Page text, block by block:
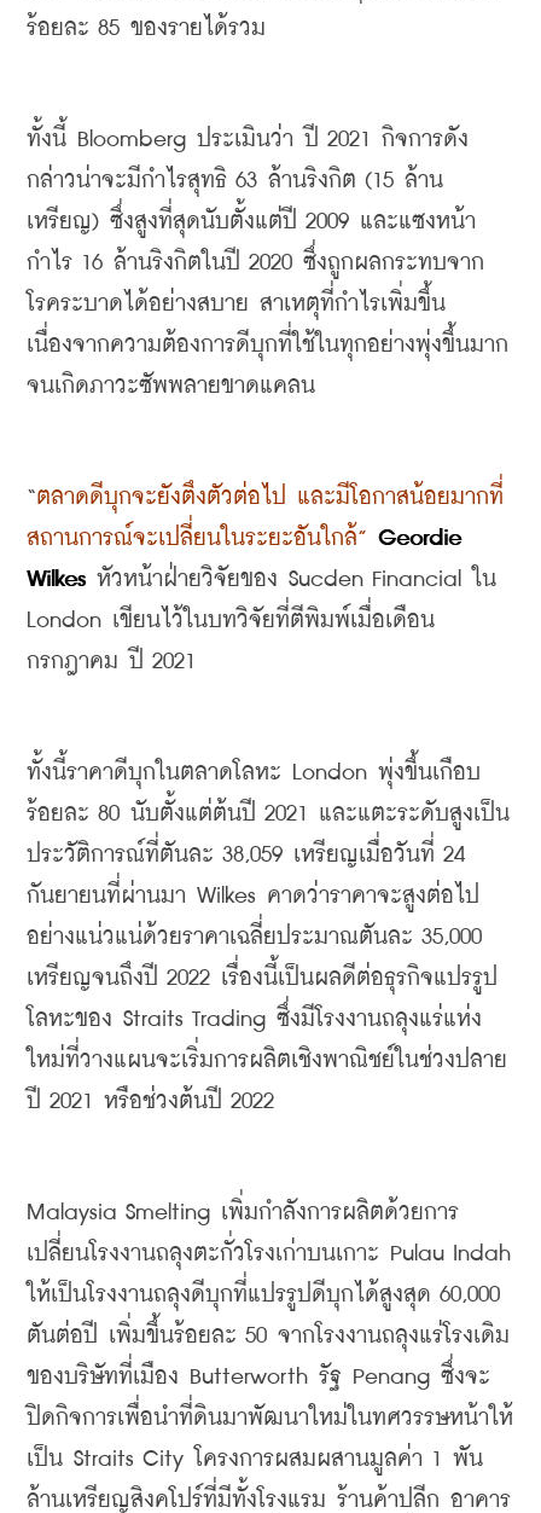
ร้อยละ 85 ของรายได้รวม
ทั้งนี้ Bloomberg ประเมินว่า ปี 2021 กิจการดัง
กล่าวน่าจะมีกำไรสุทธิ 63 ล้านริงกิต (15 ล้าน
เหรียญ) ซึ่งสูงที่สุดนับตั้งแต่ปี 2009 และแซงหน้า
กำไร 16 ล้านริงกิตในปี 2020 ซึ่งถูกผลกระทบจาก
โรคระบาดได้อย่างสบาย สาเหตุที่กำไรเพิ่มขึ้น
เนื่องจากความต้องการดีบุกที่ใช้ในทุกอย่างพุ่งขึ้นมาก
จนเกิดภาวะซัพพลายขาดแคลน
“ตลาดดีบุกจะยังตึงตัวต่อไป และมีโอกาสน้อยมากที่
สถานการณ์จะเปลี่ยนในระยะอันใกล้” Geordie
Wilkes หัวหน้าฝ่ายวิจัยของ Sucden Financial
ใน
London เขียนไว้ในบทวิจัยที่ตีพิมพ์เมื่อเดือน
กรกฎาคม ปี
2021
ทั้งนี้ราคาดีบุกในตลาดโลหะ London พุ่งขึ้นเกือบ
ร้อยละ 80 นับตั้งแต่ต้นปี 2021 และแตะระดับสูงเป็น
ประวัติการณ์ที่ตันละ 38,059 เหรียญเมื่อวันที่
กันยายนที่ผ่านมา Wilkes คาดว่าราคาจะสูงต่อไป
อย่างแน่วแน่ด้วยราคาเฉลี่ยประมาณตันละ
เหรียญจนถึงปี
2022 เรื่องนี้เป็นผลดีต่อธุรกิจแปรรูป
โลหะของ Straits Trading ซึ่งมีโรงงานถลุงแร่แห่ง
ใหม่ที่วางแผนจะเริ่มการผลิตเชิงพาณิชย์ในช่วงปลาย
ปี
2021 หรือช่วงต้นปี 2022
Malaysia Smelting เพิ่มกำลังการผลิตด้วยการ
เปลี่ยนโรงงานถลุงตะกั่วโรงเก่าบนเกาะ
ให้เป็นโรงงานถลุงดีบุกที่แปรรูปดีบุกได้สูงสุด
ตันต่อปี เพิ่มขึ้นร้อยละ 50 จากโรงงานถลุงแร่โรงเดิม
ของบริษัทที่เมือง Butterworth รัฐ Penang ซึ่งจะ
ปิดกิจการเพื่อนำที่ดินมาพัฒนาใหม่ในทศวรรษหน้าให้
เป็น Straits City โครงการผสมผสานมูลค่า 1 พัน
ล้านเหรียญสิงคโปร์ที่มีทั้งโรงแรม ร้านค้าปลีก อาคาร